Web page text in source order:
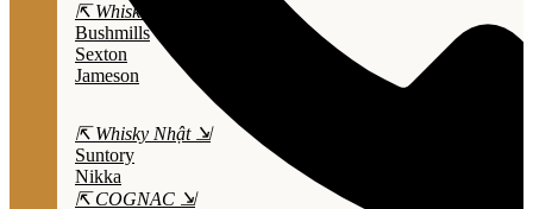
⇱ Whiskey Ailen ⇲
Bushmills
Sexton
Jameson
⇱ Whisky Nhật ⇲
Suntory
Nikka
⇱ COGNAC ⇲